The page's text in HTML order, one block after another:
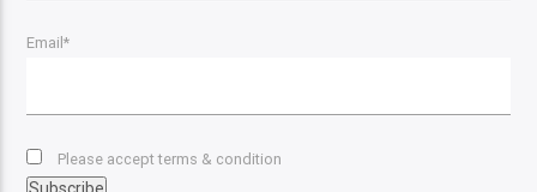
Email*
Please accept terms & condition